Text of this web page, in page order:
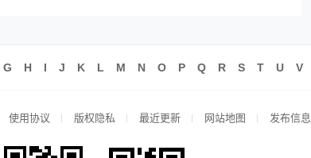
G H I J K L M N O P Q R S T U V
使用协议 版权隐私 最近更新 网站地图 发布信息